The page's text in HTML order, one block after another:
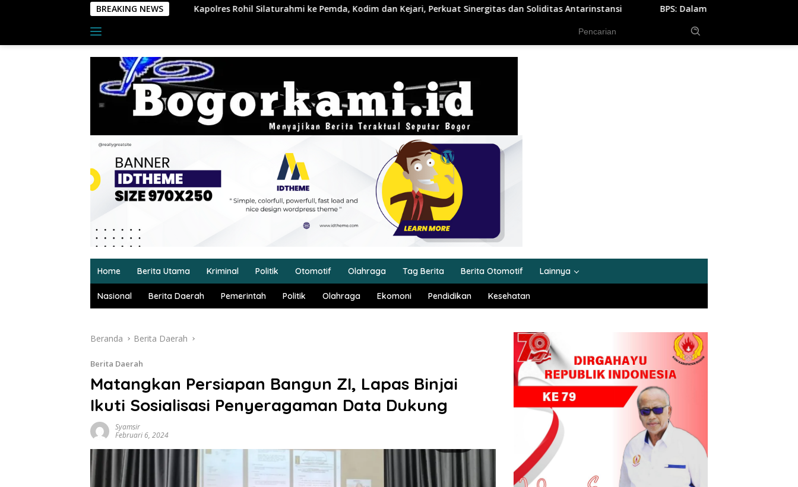
BREAKING NEWS
Kapolres Rohil Silaturahmi ke Pemda, Kodim dan Kejari, Perkuat Sinergitas dan Soliditas Antarinstansi BPS: Dalam Tiga Bulan, Lebih dari Setengah Juta Orang
Home Berita Utama Kriminal Politik Otomotif Olahraga Tag Berita Berita Otomotif Lainnya
Nasional Berita Daerah Pemerintah Politik Olahraga Ekomoni Pendidikan Kesehatan
Beranda Berita Daerah
Berita Daerah
Matangkan Persiapan Bangun ZI, Lapas Binjai
Ikuti Sosialisasi Penyeragaman Data Dukung
Syamsir
Februari 6, 2024